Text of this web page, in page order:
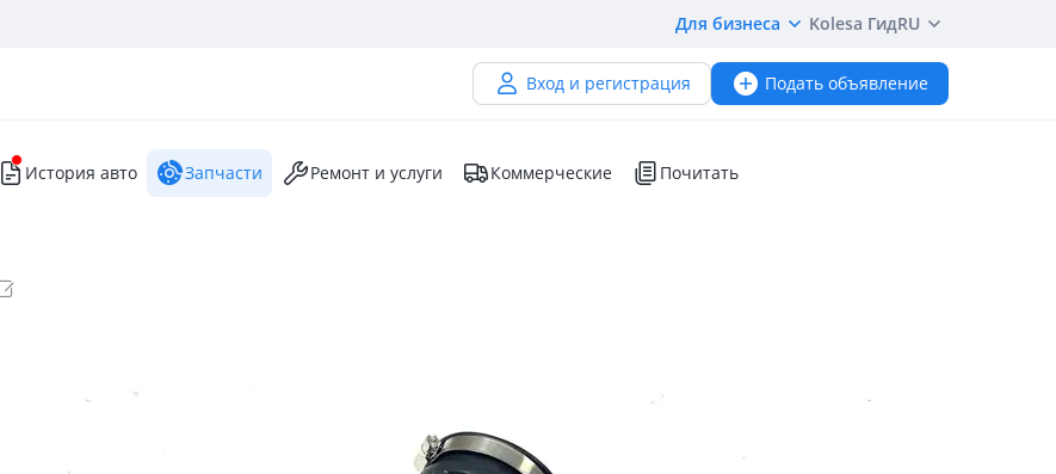
Для бизнеса Kolesa ГидRU
Вход и регистрация Подать объявление
История авто Запчасти Ремонт и услуги Коммерческие Почитать